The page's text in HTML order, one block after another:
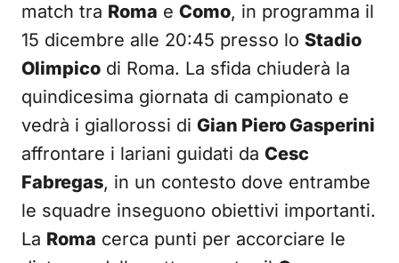
match tra Roma e Como, in programma il
15 dicembre alle 20:45 presso lo Stadio
Olimpico di Roma. La sfida chiuderà la
quindicesima giornata di campionato e
vedrà i giallorossi di Gian Piero Gasperini
affrontare i lariani guidati da Cesc
Fabregas, in un contesto dove entrambe
le squadre inseguono obiettivi importanti.
La Roma cerca punti per accorciare le